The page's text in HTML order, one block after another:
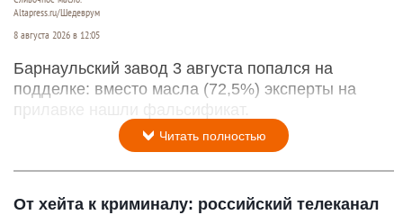
Altapress.ru/Шедеврум
8 августа 2026 в 12:05
Барнаульский завод 3 августа попался на
подделке: вместо масла (72,5%) эксперты на
прилавке нашли фальсификат.
Читать полностью
От хейта к криминалу: российский телеканал